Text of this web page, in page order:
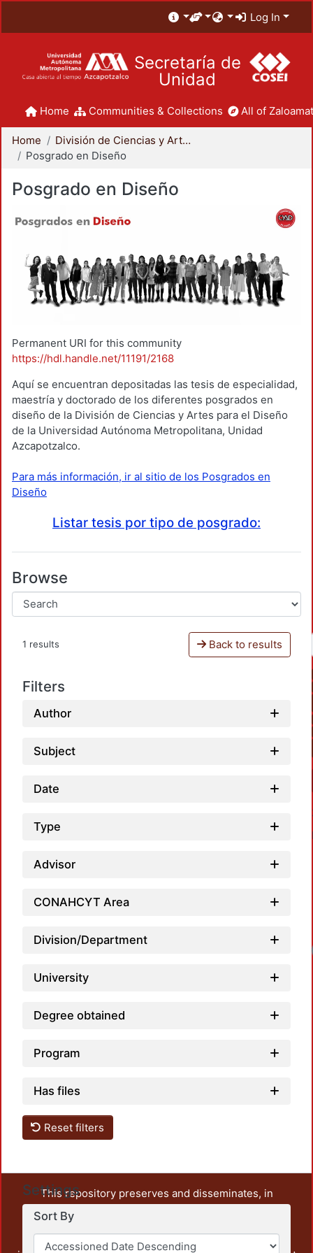
Log In
Secretaría de
Unidad
Home Communities & Collections All of
Home
División de Ciencias y Artes para el Diseño
Posgrado en Diseño
Posgrado en Diseño
Permanent URI for this community
https://hdl.handle.net/11191/2168
Aquí se encuentran depositadas las tesis de especialidad,
maestría y doctorado de los diferentes posgrados en
diseño de la División de Ciencias y Artes para el Diseño
de la Universidad Autónoma Metropolitana, Unidad
Azcapotzalco.
Para más información, ir al sitio de los Posgrados en
Diseño
Listar tesis por tipo de posgrado:
Browse
1 results Back to results
Filters
Author
Subject
Date
Type
Advisor
CONAHCYT Area
Division/Department
University
Degree obtained
Program
Has files
Reset filters
Settings
Sort By
This repository preserves and disseminates, in
unrestricted open access, the teaching and research
output of UAM Azcapotzalco. It also includes some
administrative and graphic documents from the